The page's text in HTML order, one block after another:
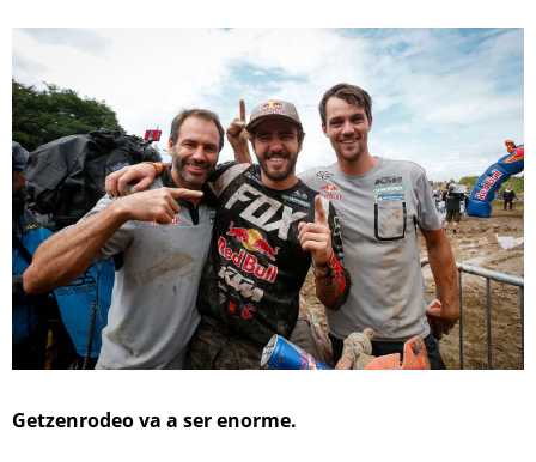
Getzenrodeo va a ser enorme.